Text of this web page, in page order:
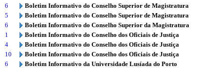
6
Boletim Informativo do Conselho Superior de Magistratura
5
Boletim Informativo do Conselho Superior de Magistratura
6
Boletim Informativo do Conselho Superior da Magistratura
1
Boletim Informativo do Conselho dos Oficiais de Justiça
4
Boletim Informativo do Conselho dos Oficiais de Justiça
10
Boletim Informativo do Conselho dos Oficiais de Justiça
6
Boletim Informativo da Universidade Lusíada do Porto